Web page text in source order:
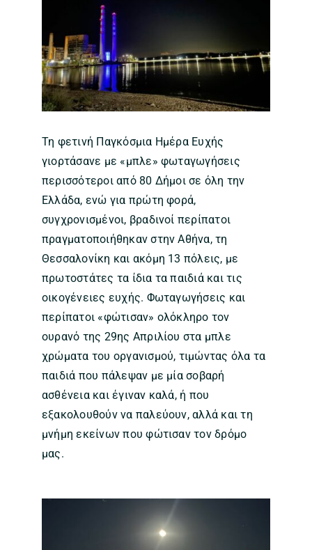
Τη φετινή Παγκόσμια Ημέρα Ευχής
γιορτάσανε με «μπλε» φωταγωγήσεις
περισσότεροι από 80 Δήμοι σε όλη την
Ελλάδα, ενώ για πρώτη φορά,
συγχρονισμένοι, βραδινοί περίπατοι
πραγματοποιήθηκαν στην Αθήνα, τη
Θεσσαλονίκη και ακόμη 13 πόλεις, με
πρωτοστάτες τα ίδια τα παιδιά και τις
οικογένειες ευχής. Φωταγωγήσεις και
περίπατοι «φώτισαν» ολόκληρο τον
ουρανό της 29ης Απριλίου στα μπλε
χρώματα του οργανισμού, τιμώντας όλα τα
παιδιά που πάλεψαν με μία σοβαρή
ασθένεια και έγιναν καλά, ή που
εξακολουθούν να παλεύουν, αλλά και τη
μνήμη εκείνων που φώτισαν τον δρόμο
μας.